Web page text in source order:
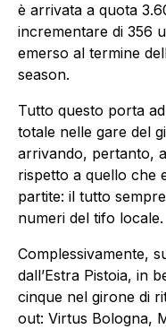
è arrivata a quota
incrementare di 356
emerso al termine
season.
Tutto questo porta
totale nelle gare del
arrivando, pertanto,
rispetto a quello che
partite: il tutto
numeri del tifo locale.
Complessivamente,
dall’Estra Pistoia, in
cinque nel girone di
out: Virtus Bologna,